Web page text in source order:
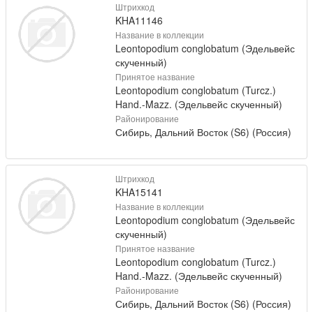
Штрихкод
KHA11146
Название в коллекции
Leontopodium conglobatum (Эдельвейс
скученный)
Принятое название
Leontopodium conglobatum (Turcz.)
Hand.-Mazz. (Эдельвейс скученный)
Районирование
Сибирь, Дальний Восток (S6) (Россия)
Штрихкод
KHA15141
Название в коллекции
Leontopodium conglobatum (Эдельвейс
скученный)
Принятое название
Leontopodium conglobatum (Turcz.)
Hand.-Mazz. (Эдельвейс скученный)
Районирование
Сибирь, Дальний Восток (S6) (Россия)